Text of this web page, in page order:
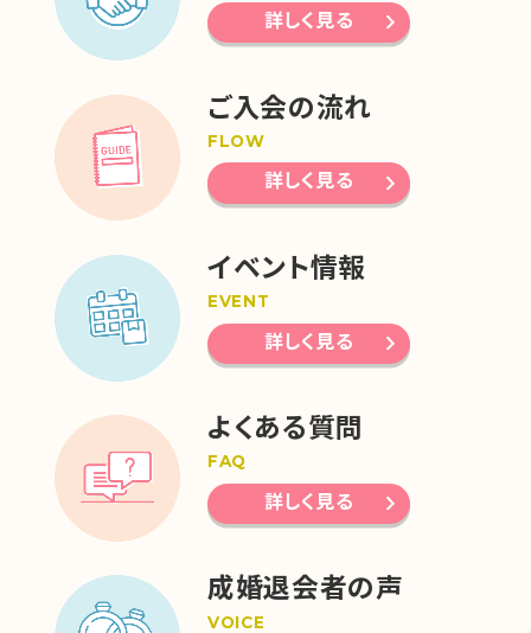
詳しく見る
ご入会の流れ
FLOW
詳しく見る
イベント情報
EVENT
詳しく見る
よくある質問
FAQ
詳しく見る
成婚退会者の声
VOICE